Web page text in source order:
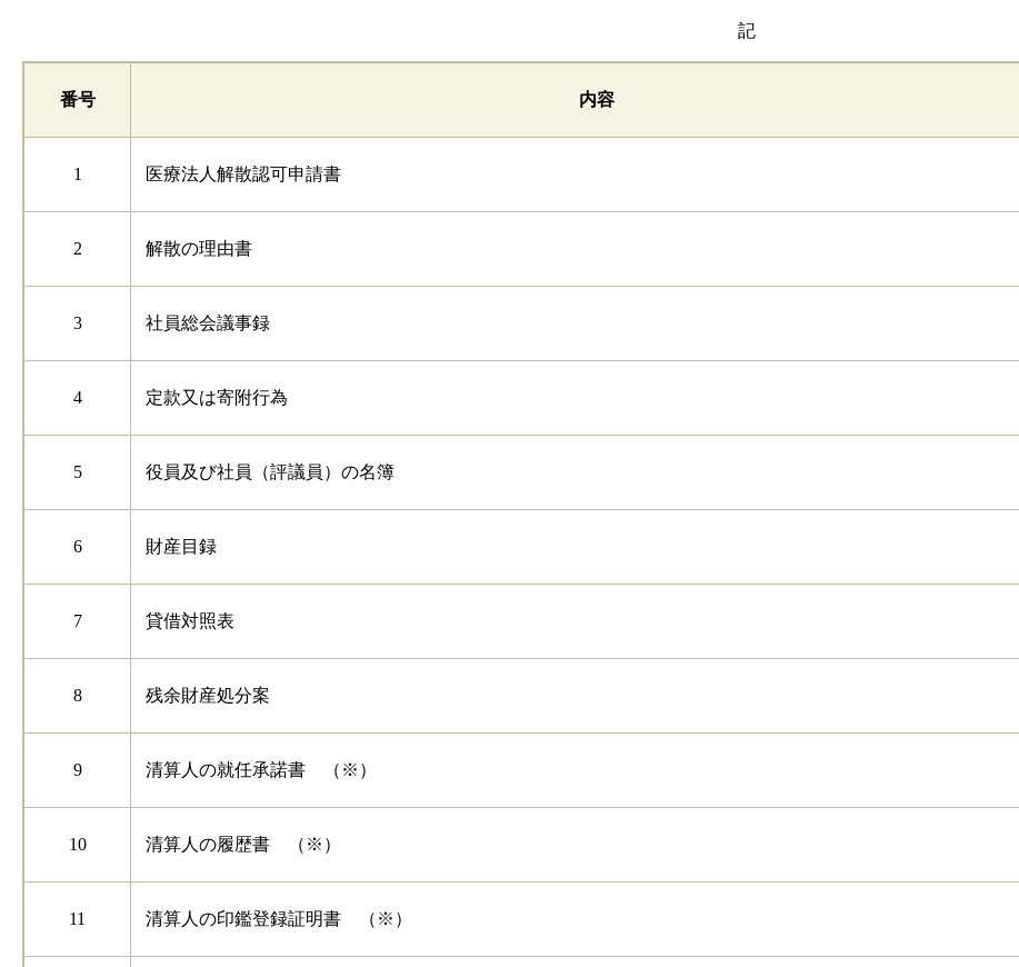
記
番号 内容
1 医療法人解散認可申請書
2 解散の理由書
3 社員総会議事録
4 定款又は寄附行為
5 役員及び社員（評議員）の名簿
6 財産目録
7 貸借対照表
8 残余財産処分案
9 清算人の就任承諾書 （※）
10 清算人の履歴書 （※）
11 清算人の印鑑登録証明書 （※）